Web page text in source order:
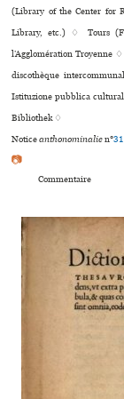
(Library of the Center for
Library, etc.) ♢ Tours
l’Agglomération Troyenne
dis­co­thè­que
Istituzione pub­blica
Bibliothek ♢
Noticeanthonominalien°
📷
Commentaire